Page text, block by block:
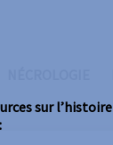
sur l’histoire